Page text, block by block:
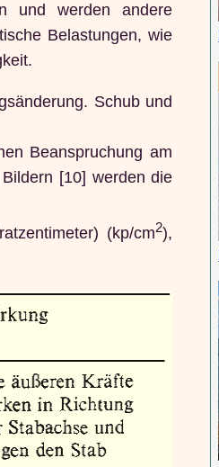
und werden andere
Belastungen, wie
Schub und
Beanspruchung am
[10] werden die
(kp/cm2),